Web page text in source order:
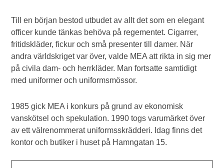
Till en början bestod utbudet av allt det som en elegant
officer kunde tänkas behöva på regementet. Cigarrer,
fritidskläder, fickur och små presenter till damer. När
andra världskriget var över, valde MEA att rikta in sig mer
på civila dam- och herrkläder. Man fortsatte samtidigt
med uniformer och uniformsmössor.
1985 gick MEA i konkurs på grund av ekonomisk
vanskötsel och spekulation. 1990 togs varumärket över
av ett välrenommerat uniformsskrädderi. Idag finns det
kontor och butiker i huset på Hamngatan 15.